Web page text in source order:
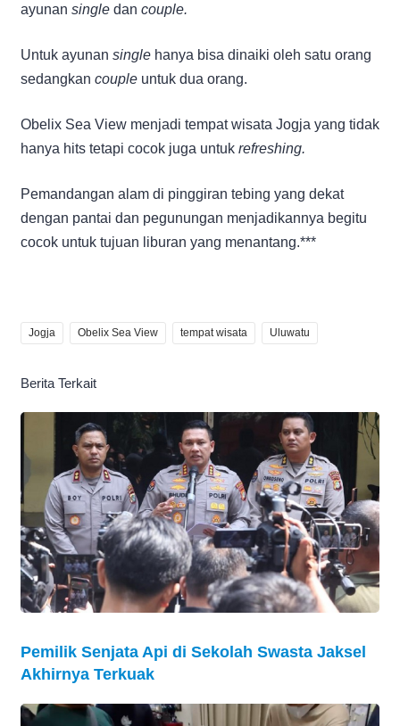
ayunan single dan couple.
Untuk ayunan single hanya bisa dinaiki oleh satu orang
sedangkan couple untuk dua orang.
Obelix Sea View menjadi tempat wisata Jogja yang tidak
hanya hits tetapi cocok juga untuk refreshing.
Pemandangan alam di pinggiran tebing yang dekat
dengan pantai dan pegunungan menjadikannya begitu
cocok untuk tujuan liburan yang menantang.***
Jogja Obelix Sea View tempat wisata Uluwatu
Berita Terkait
Pemilik Senjata Api di Sekolah Swasta Jaksel
Akhirnya Terkuak